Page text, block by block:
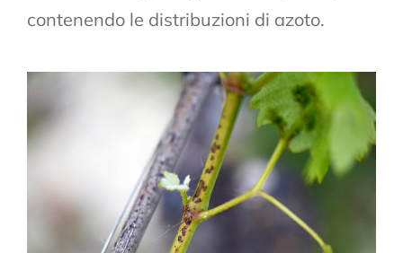
contenendo le distribuzioni di azoto.